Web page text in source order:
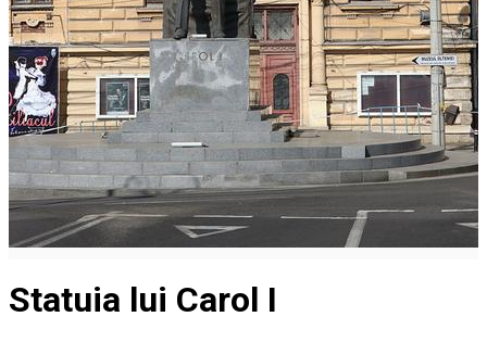
Statuia lui Carol I